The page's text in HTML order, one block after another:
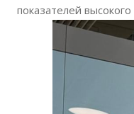
показателей